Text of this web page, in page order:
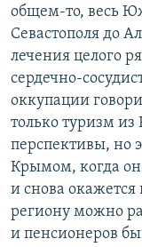
общем-то, весь
Севастополя до
лечения целого
сердечно-
оккупации
только туризм
перспективы, но
Крымом, когда он
и снова
региону можно
и пенсионеров